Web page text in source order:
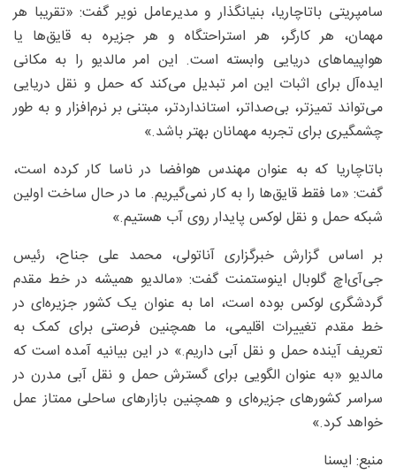
سامپریتی باتاچاریا، بنیانگذار و مدیرعامل نویر گفت: «تقریبا هر
مهمان، هر کارگر، هر استراحتگاه و هر جزیره به قایق‌ها یا
هواپیماهای دریایی وابسته است. این امر مالدیو را به مکانی
ایده‌آل برای اثبات این امر تبدیل می‌کند که حمل و نقل دریایی
می‌تواند تمیزتر، بی‌صداتر، استانداردتر، مبتنی بر نرم‌افزار و به طور
چشمگیری برای تجربه مهمانان بهتر باشد.»
باتاچاریا که به عنوان مهندس هوافضا در ناسا کار کرده است،
گفت: «ما فقط قایق‌ها را به کار نمی‌گیریم. ما در حال ساخت اولین
شبکه حمل و نقل لوکس پایدار روی آب هستیم.»
بر اساس گزارش خبرگزاری آناتولی، محمد علی جناح، رئیس
جی‌آی‌اچ گلوبال اینوستمنت گفت: «مالدیو همیشه در خط مقدم
گردشگری لوکس بوده است، اما به عنوان یک کشور جزیره‌ای در
خط مقدم تغییرات اقلیمی، ما همچنین فرصتی برای کمک به
تعریف آینده حمل و نقل آبی داریم.» در این بیانیه آمده است که
مالدیو «به عنوان الگویی برای گسترش حمل و نقل آبی مدرن در
سراسر کشورهای جزیره‌ای و همچنین بازارهای ساحلی ممتاز عمل
خواهد کرد.»
منبع: ایسنا